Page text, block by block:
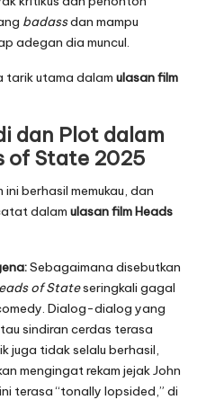
badassdan mampu
adegan dia muncul.
tarik utama dalam ulasan film
dan Plot dalam
of State 2025
berhasil memukau, dan
dalam ulasan film Heads
Sebagaimana disebutkan
of Stateseringkali gagal
Dialog-dialog yang
sindiran cerdas terasa
juga tidak selalu berhasil,
mengingat rekam jejak John
terasa “tonally lopsided,” di